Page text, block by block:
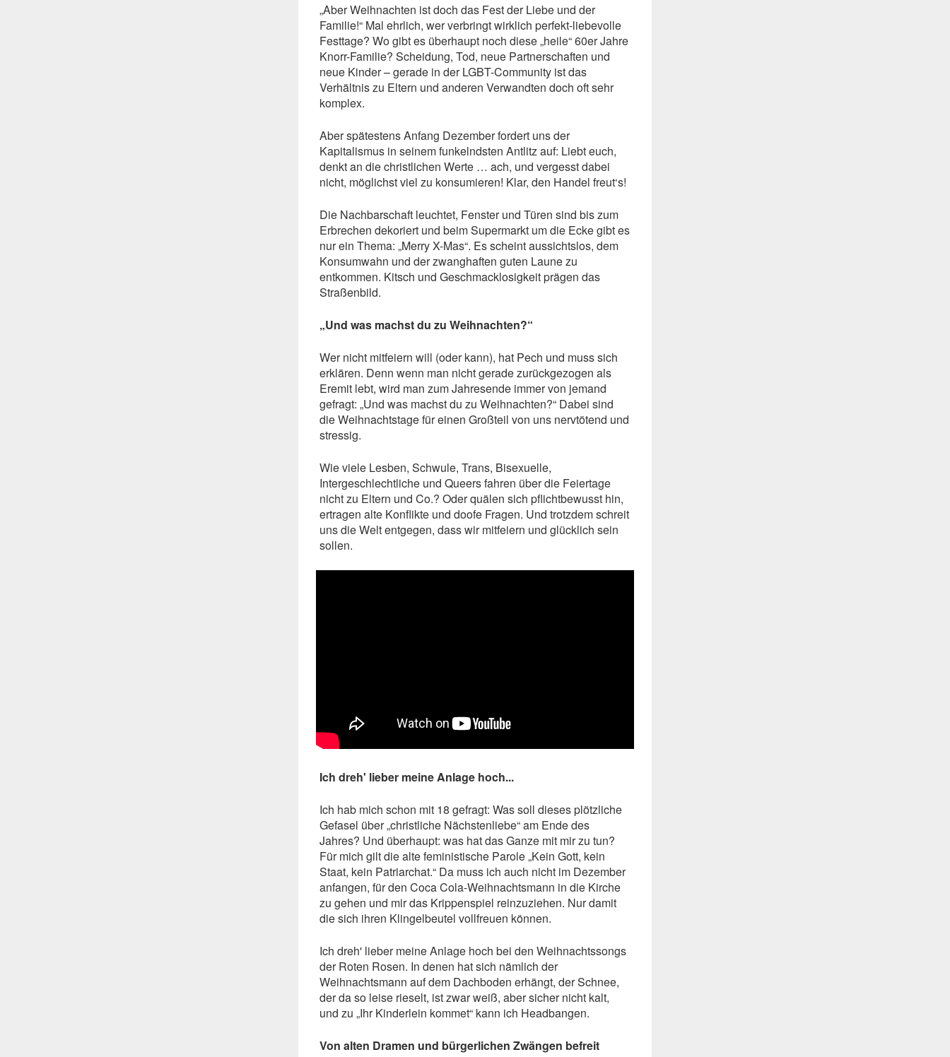
„Aber Weihnachten ist doch das Fest der Liebe und der
Familie!“ Mal ehrlich, wer verbringt wirklich perfekt-liebevolle
Festtage? Wo gibt es überhaupt noch diese „heile“ 60er Jahre
Knorr-Familie? Scheidung, Tod, neue Partnerschaften und
neue Kinder – gerade in der LGBT-Community ist das
Verhältnis zu Eltern und anderen Verwandten doch oft sehr
komplex.
Aber spätestens Anfang Dezember fordert uns der
Kapitalismus in seinem funkelndsten Antlitz auf: Liebt euch,
denkt an die christlichen Werte … ach, und vergesst dabei
nicht, möglichst viel zu konsumieren! Klar, den Handel freut‘s!
Die Nachbarschaft leuchtet, Fenster und Türen sind bis zum
Erbrechen dekoriert und beim Supermarkt um die Ecke gibt es
nur ein Thema: „Merry X-Mas“. Es scheint aussichtslos, dem
Konsumwahn und der zwanghaften guten Laune zu
entkommen. Kitsch und Geschmacklosigkeit prägen das
Straßenbild.
„Und was machst du zu Weihnachten?“
Wer nicht mitfeiern will (oder kann), hat Pech und muss sich
erklären. Denn wenn man nicht gerade zurückgezogen als
Eremit lebt, wird man zum Jahresende immer von jemand
gefragt: „Und was machst du zu Weihnachten?“ Dabei sind
die Weihnachtstage für einen Großteil von uns nervtötend und
stressig.
Wie viele Lesben, Schwule, Trans, Bisexuelle,
Intergeschlechtliche und Queers fahren über die Feiertage
nicht zu Eltern und Co.? Oder quälen sich pflichtbewusst hin,
ertragen alte Konflikte und doofe Fragen. Und trotzdem schreit
uns die Welt entgegen, dass wir mitfeiern und glücklich sein
sollen.
Ich dreh' lieber meine Anlage hoch...
Ich hab mich schon mit 18 gefragt: Was soll dieses plötzliche
Gefasel über „christliche Nächstenliebe“ am Ende des
Jahres? Und überhaupt: was hat das Ganze mit mir zu tun?
Für mich gilt die alte feministische Parole „Kein Gott, kein
Staat, kein Patriarchat.“ Da muss ich auch nicht im Dezember
anfangen, für den Coca Cola-Weihnachtsmann in die Kirche
zu gehen und mir das Krippenspiel reinzuziehen. Nur damit
die sich ihren Klingelbeutel vollfreuen können.
Ich dreh' lieber meine Anlage hoch bei den Weihnachtssongs
der Roten Rosen. In denen hat sich nämlich der
Weihnachtsmann auf dem Dachboden erhängt, der Schnee,
der da so leise rieselt, ist zwar weiß, aber sicher nicht kalt,
und zu „Ihr Kinderlein kommet“ kann ich Headbangen.
Von alten Dramen und bürgerlichen Zwängen befreit